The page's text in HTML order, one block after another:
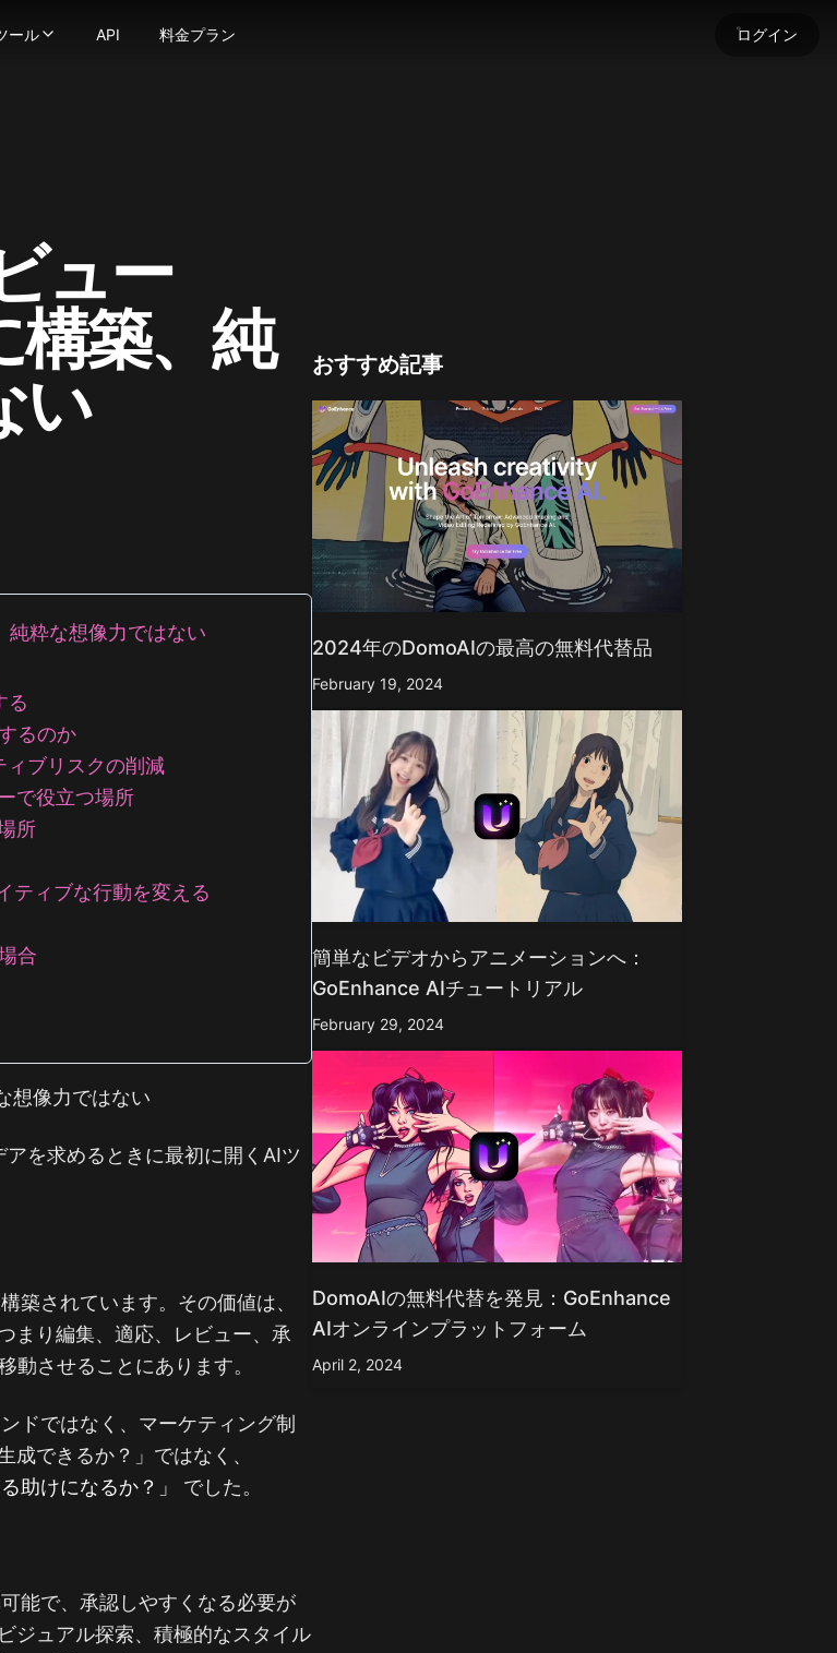
ASMR 動画を生成—映像と音が完全にマッチ
プシンクに変換
キャラクターアニメーションを作成します
を向上・アップスケール
化AI
ー
ルター
ール
見る
ール
画像からプロンプト生成
AI美女生成器
AIロゴ生成器
AI画像ブレンダー
AIプロフィール画像生成器
AIベクター生成器
API 料金プラン ログイン
ュー
構築、純
い
粋な想像力ではない
る
るのか
ブリスクの削減
で役立つ場所
所
ティブな行動を変える
合
想像力ではない
を求めるときに最初に開くAIツ
築されています。その価値は、
まり編集、適応、レビュー、承
させることにあります。
ドではなく、マーケティング制
できるか？」ではなく、
助けになるか？」
でした。
能で、承認しやすくなる必要が
ジュアル探索、積極的なスタイル
おすすめ記事
2024年のDomoAIの最高の無料代替品
February 19, 2024
簡単なビデオからアニメーションへ：
GoEnhance AIチュートリアル
February 29, 2024
DomoAIの無料代替を発見：GoEnhance
AIオンラインプラットフォーム
April 2, 2024